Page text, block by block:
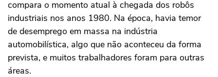
compara o momento atual à chegada dos robôs
industriais nos anos 1980. Na época, havia temor
de desemprego em massa na indústria
automobilística, algo que não aconteceu da forma
prevista, e muitos trabalhadores foram para outras
áreas.